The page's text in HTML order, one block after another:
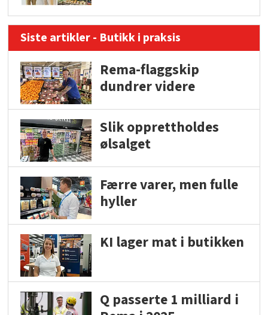
Siste artikler - Butikk i praksis
Rema-flaggskip
dundrer videre
Slik opprettholdes
ølsalget
Færre varer, men fulle
hyller
KI lager mat i butikken
Q passerte 1 milliard i